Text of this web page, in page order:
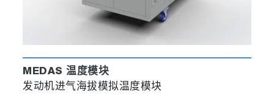
MEDAS 温度模块
发动机进气海拔模拟温度模块